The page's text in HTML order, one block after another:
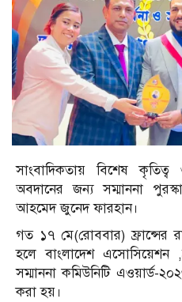
সাংবাদিকতায় বিশেষ কৃতিত্ব
অবদানের জন্য সম্মাননা
আহমেদ জুনেদ ফারহান।
গত ১৭ মে(রোববার) ফ্রান্সের
হলে বাংলাদেশ এসোসিয়েশন
সম্মাননা কমিউনিটি এওয়ার্ড-
করা হয়।